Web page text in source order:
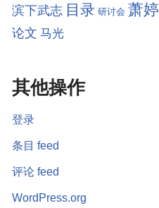
滨下武志 目录 研讨会 萧婷
论文 马光
其他操作
登录
条目 feed
评论 feed
WordPress.org